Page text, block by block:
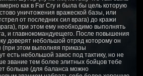
как в Far Cry и была бы цель которую
уничтожения вражеской базы, или
от последних сил врага) до кражи
при этом ему необходимо выполнять
и главнокомандуещего. После повышения
доверят небольшой отряд которому он
(при этом выполняя приказы
есть небольшой закос под тактику, но не
звание тем более элитных бойцов тебе
больше (для баланса можно